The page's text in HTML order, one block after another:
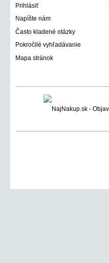
Prihlásiť
Napíšte nám
Často kladené otázky
Pokročilé vyhľadávanie
Mapa stránok